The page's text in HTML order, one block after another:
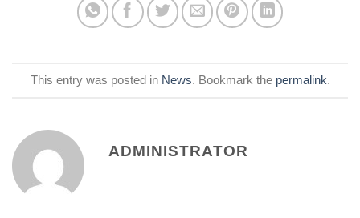
This entry was posted in News. Bookmark the permalink.
ADMINISTRATOR